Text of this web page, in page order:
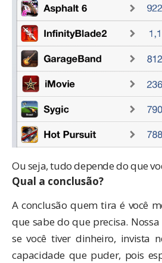
Ou seja, tudo depende do que
Qual a conclusão?
A conclusão quem tira é você
que sabe do que precisa. Nossa
se você tiver dinheiro, invista
capacidade que puder, pois